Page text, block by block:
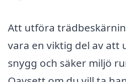
Att utföra
vara en viktig del av att
snygg och säker miljö